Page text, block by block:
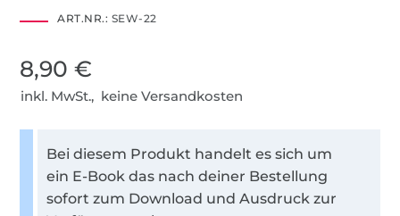
ART.NR.: SEW-22
8,90 €
inkl. MwSt., keine Versandkosten
Bei diesem Produkt handelt es sich um
ein E-Book das nach deiner Bestellung
sofort zum Download und Ausdruck zur